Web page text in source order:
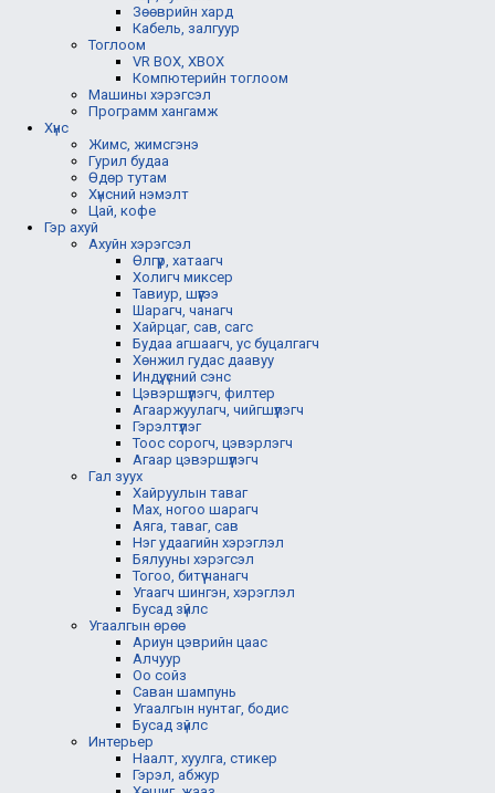
Зөөврийн хард
Кабель, залгуур
Тоглоом
VR BOX, XBOX
Компютерийн тоглоом
Машины хэрэгсэл
Программ хангамж
Хүнс
Жимс, жимсгэнэ
Гурил будаа
Өдөр тутам
Хүнсний нэмэлт
Цай, кофе
Гэр ахуй
Ахуйн хэрэгсэл
Өлгүүр, хатаагч
Холигч миксер
Тавиур, шүүгээ
Шарагч, чанагч
Хайрцаг, сав, сагс
Будаа агшаагч, ус буцалгагч
Хөнжил гудас даавуу
Индүү, үсний сэнс
Цэвэршүүлэгч, филтер
Агааржуулагч, чийгшүүлэгч
Гэрэлтүүлэг
Тоос сорогч, цэвэрлэгч
Агаар цэвэршүүлэгч
Гал зуух
Хайруулын таваг
Мах, ногоо шарагч
Аяга, таваг, сав
Нэг удаагийн хэрэглэл
Бялууны хэрэгсэл
Тогоо, битүү чанагч
Угаагч шингэн, хэрэглэл
Бусад зүйлс
Угаалгын өрөө
Ариун цэврийн цаас
Алчуур
Оо сойз
Саван шампунь
Угаалгын нунтаг, бодис
Бусад зүйлс
Интерьер
Наалт, хуулга, стикер
Гэрэл, абжур